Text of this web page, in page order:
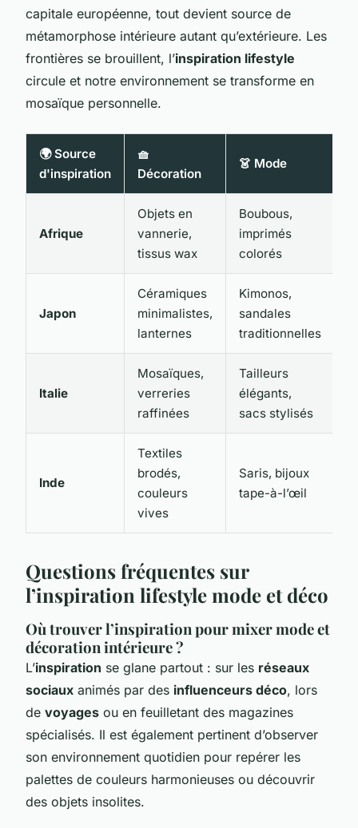
capitale européenne, tout devient source de
métamorphose intérieure autant qu’extérieure. Les
frontières se brouillent, l’inspiration lifestyle
circule et notre environnement se transforme en
mosaïque personnelle.
🌍 Source
d'inspiration
🧺
Décoration
👗 Mode
Afrique
Objets en
vannerie,
tissus wax
Boubous,
imprimés
colorés
Japon
Céramiques
minimalistes,
lanternes
Kimonos,
sandales
traditionnelles
Italie
Mosaïques,
verreries
raffinées
Tailleurs
élégants,
sacs stylisés
Inde
Textiles
brodés,
couleurs
vives
Saris, bijoux
tape-à-l’œil
Questions fréquentes sur
l’inspiration lifestyle mode et déco
Où trouver l’inspiration pour mixer mode et
décoration intérieure ?
L’inspiration se glane partout : sur les réseaux
sociaux animés par des influenceurs déco, lors
de voyages ou en feuilletant des magazines
spécialisés. Il est également pertinent d’observer
son environnement quotidien pour repérer les
palettes de couleurs harmonieuses ou découvrir
des objets insolites.